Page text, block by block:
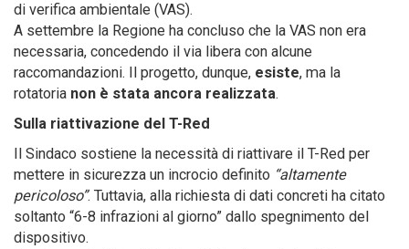
di verifica ambientale (VAS).
A settembre la Regione ha concluso che la VAS non era
necessaria, concedendo il via libera con alcune
raccomandazioni. Il progetto, dunque, esiste, ma la
rotatoria non è stata ancora realizzata.
Sulla riattivazione del T-Red
Il Sindaco sostiene la necessità di riattivare il T-Red per
mettere in sicurezza un incrocio definito “altamente
pericoloso”. Tuttavia, alla richiesta di dati concreti ha citato
soltanto “6-8 infrazioni al giorno” dallo spegnimento del
dispositivo.